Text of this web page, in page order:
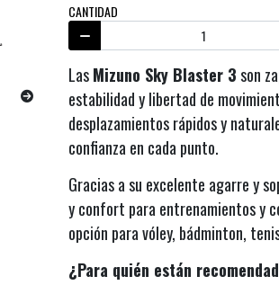
CANTIDAD
LasMizuno Sky Blaster 3son
estabilidad y libertad de
desplazamientos rápidos y
confianza en cada punto.
Gracias a su excelente agarre y
y confort para entrenamientos y
opción para vóley, bádminton,
¿Para quién están